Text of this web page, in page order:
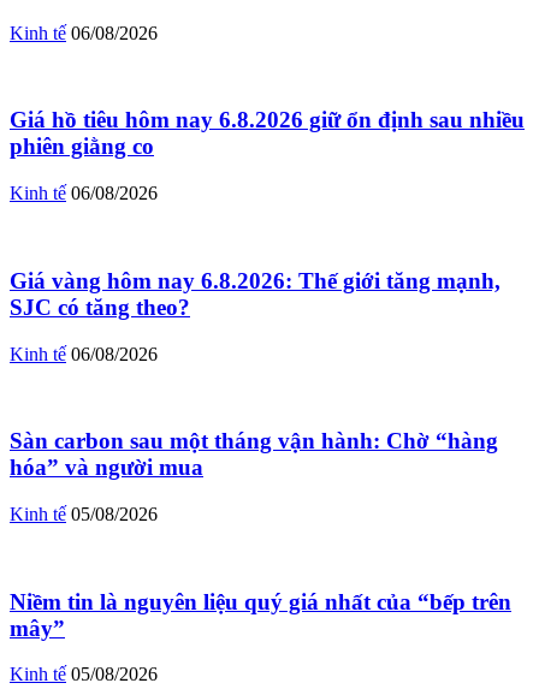
Kinh tế 06/08/2026
Giá hồ tiêu hôm nay 6.8.2026 giữ ổn định sau nhiều
phiên giằng co
Kinh tế 06/08/2026
Giá vàng hôm nay 6.8.2026: Thế giới tăng mạnh,
SJC có tăng theo?
Kinh tế 06/08/2026
Sàn carbon sau một tháng vận hành: Chờ “hàng
hóa” và người mua
Kinh tế 05/08/2026
Niềm tin là nguyên liệu quý giá nhất của “bếp trên
mây”
Kinh tế 05/08/2026